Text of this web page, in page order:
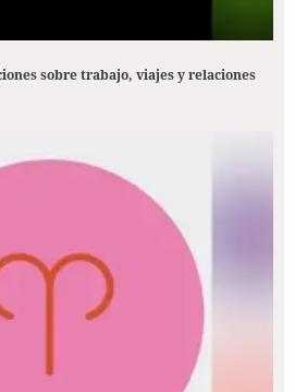
sobre trabajo, viajes y relaciones